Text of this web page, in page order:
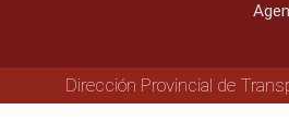
Dirección Provincial de